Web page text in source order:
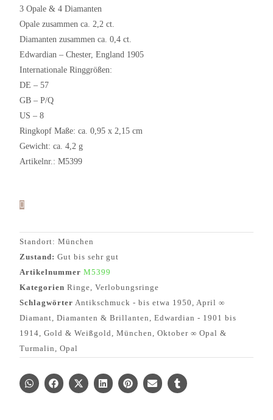
3 Opale & 4 Diamanten
Opale zusammen ca. 2,2 ct.
Diamanten zusammen ca. 0,4 ct.
Edwardian – Chester, England 1905
Internationale Ringgrößen:
DE – 57
GB – P/Q
US – 8
Ringkopf Maße: ca. 0,95 x 2,15 cm
Gewicht: ca. 4,2 g
Artikelnr.: M5399
Standort: München
Zustand: Gut bis sehr gut
Artikelnummer M5399
Kategorien Ringe, Verlobungsringe
Schlagwörter Antikschmuck - bis etwa 1950 , April ∞
Diamant, Diamanten & Brillanten , Edwardian - 1901 bis
1914, Gold & Weißgold , München , Oktober ∞ Opal &
Turmalin , Opal